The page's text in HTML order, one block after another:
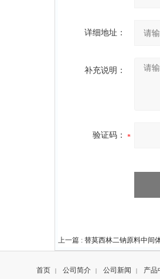
详细地址：
补充说明：
验证码：
上一篇 : 替莫西林二钠原料中间
首页 | 公司简介 | 公司新闻 | 产品